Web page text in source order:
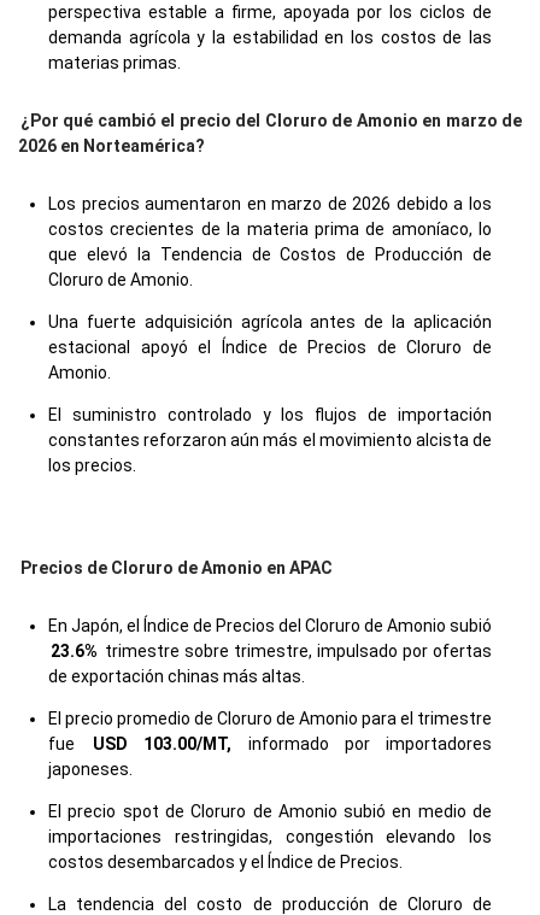
perspectiva estable a firme, apoyada por los ciclos de
demanda agrícola y la estabilidad en los costos de las
materias primas.
¿Por qué cambió el precio del Cloruro de Amonio en marzo de
2026 en Norteamérica?
Los precios aumentaron en marzo de 2026 debido a los
costos crecientes de la materia prima de amoníaco, lo
que elevó la Tendencia de Costos de Producción de
Cloruro de Amonio.
Una fuerte adquisición agrícola antes de la aplicación
estacional apoyó el Índice de Precios de Cloruro de
Amonio.
El suministro controlado y los flujos de importación
constantes reforzaron aún más el movimiento alcista de
los precios.
Precios de Cloruro de Amonio en APAC
En Japón, el Índice de Precios del Cloruro de Amonio subió
23.6% trimestre sobre trimestre, impulsado por ofertas
de exportación chinas más altas.
El precio promedio de Cloruro de Amonio para el trimestre
fue
USD 103.00/MT,
informado por importadores
japoneses.
El precio spot de Cloruro de Amonio subió en medio de
importaciones restringidas, congestión elevando los
costos desembarcados y el Índice de Precios.
La tendencia del costo de producción de Cloruro de